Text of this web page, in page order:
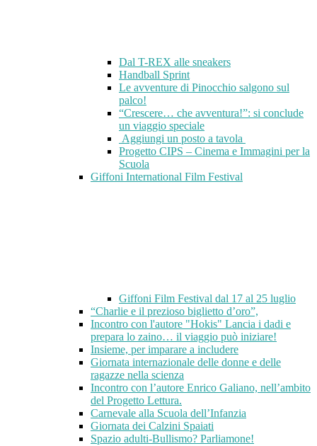
Dal T-REX alle sneakers
Handball Sprint
Le avventure di Pinocchio salgono sul
palco!
“Crescere… che avventura!”: si conclude
un viaggio speciale
Aggiungi un posto a tavola
Progetto CIPS – Cinema e Immagini per la
Scuola
Giffoni International Film Festival
Giffoni Film Festival dal 17 al 25 luglio
“Charlie e il prezioso biglietto d’oro”,
Incontro con l'autore "Hokis" Lancia i dadi e
prepara lo zaino… il viaggio può iniziare!
Insieme, per imparare a includere
Giornata internazionale delle donne e delle
ragazze nella scienza
Incontro con l’autore Enrico Galiano, nell’ambito
del Progetto Lettura.
Carnevale alla Scuola dell’Infanzia
Giornata dei Calzini Spaiati
Spazio adulti-Bullismo? Parliamone!